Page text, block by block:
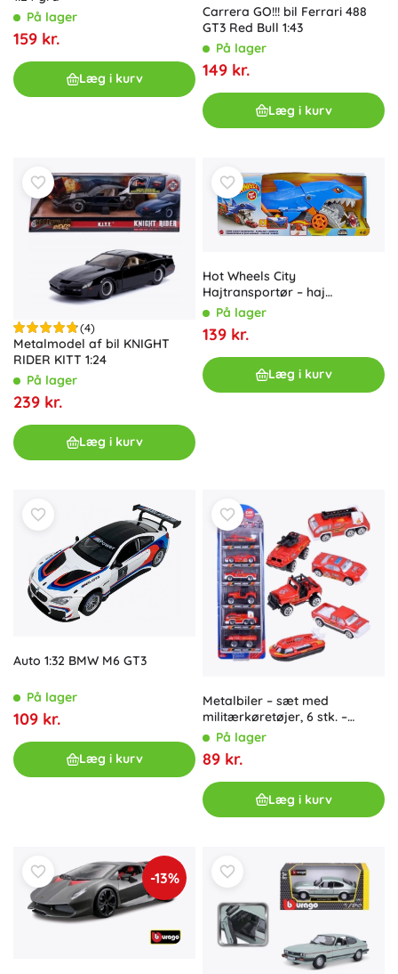
På lager
159 kr.
Læg i kurv
Carrera GO!!! bil Ferrari 488
GT3 Red Bull 1:43
På lager
149 kr.
Læg i kurv
(4)
Metalmodel af bil KNIGHT
RIDER KITT 1:24
På lager
239 kr.
Læg i kurv
Hot Wheels City
Hajtransportør – haj
biltransporter
På lager
139 kr.
Læg i kurv
Auto 1:32 BMW M6 GT3
På lager
109 kr.
Læg i kurv
Metalbiler – sæt med
militærkøretøjer, 6 stk. –
Brandvæsen
På lager
89 kr.
Læg i kurv
-13%